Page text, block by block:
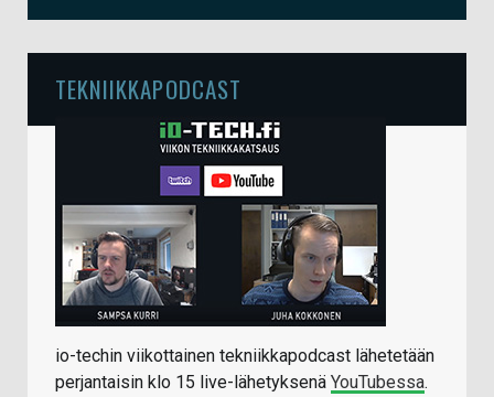
TEKNIIKKAPODCAST
io-techin viikottainen tekniikkapodcast lähetetään
perjantaisin klo 15 live-lähetyksenä YouTubessa.